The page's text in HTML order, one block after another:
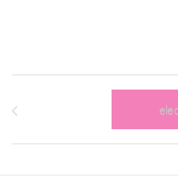
Brands Carousel